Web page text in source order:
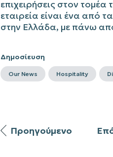
επιχειρήσεις στον τομέα
εταιρεία είναι ένα από
στην Ελλάδα, με πάνω
Δημοσίευση
Our News Hospitality
Προηγούμενο